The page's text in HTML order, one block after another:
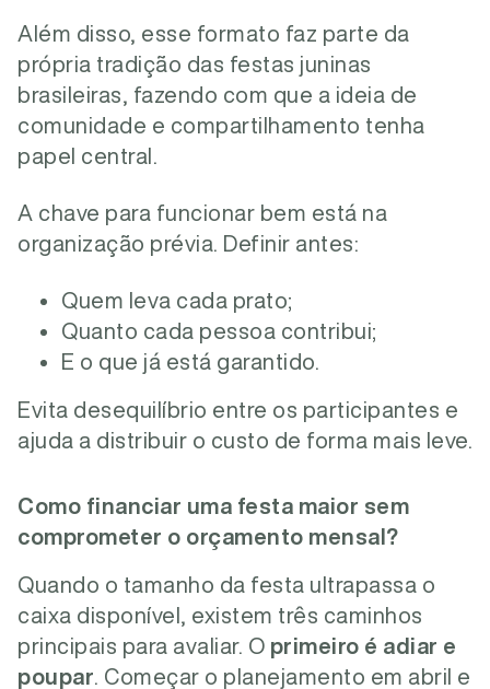
Além disso, esse formato faz parte da
própria tradição das festas juninas
brasileiras, fazendo com que a ideia de
comunidade e compartilhamento tenha
papel central.
A chave para funcionar bem está na
organização prévia. Definir antes:
Quem leva cada prato;
Quanto cada pessoa contribui;
E o que já está garantido.
Evita desequilíbrio entre os participantes e
ajuda a distribuir o custo de forma mais leve.
Como financiar uma festa maior sem
comprometer o orçamento mensal?
Quando o tamanho da festa ultrapassa o
caixa disponível, existem três caminhos
principais para avaliar. O primeiro é adiar e
poupar . Começar o planejamento em abril e